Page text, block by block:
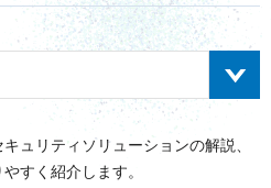
・教育・相談
ト
ュリティソリューションの解説、
すく紹介します。